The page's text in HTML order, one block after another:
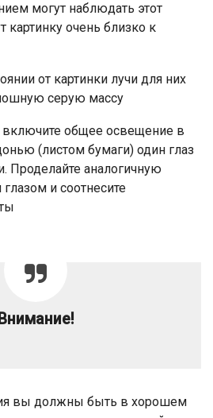
могут наблюдать этот
картинку очень близко к
от картинки лучи для них
серую массу
общее освещение в
(листом бумаги) один глаз
Проделайте аналогичную
и соотнесите
Внимание!
вы должны быть в хорошем